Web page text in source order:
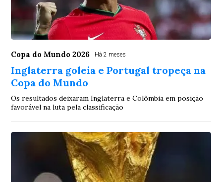
Copa do Mundo 2026 Há 2 meses
Inglaterra goleia e Portugal tropeça na
Copa do Mundo
Os resultados deixaram Inglaterra e Colômbia em posição
favorável na luta pela classificação